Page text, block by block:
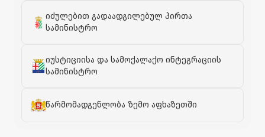
იძულებით გადაადგილებულ პირთა
სამინისტრო
იუსტიციისა და სამოქალაქო ინტეგრაციის
სამინისტრო
წარმომადგენლობა ზემო აფხაზეთში